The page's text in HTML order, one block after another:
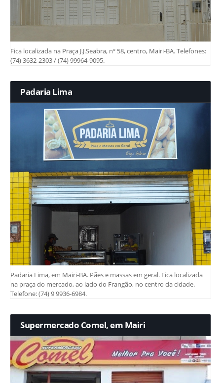
Fica localizada na Praça J.J.Seabra, nº 58, centro, Mairi-BA. Telefones:
(74) 3632-2303 / (74) 99964-9095.
Padaria Lima
Padaria Lima, em Mairi-BA. Pães e massas em geral. Fica localizada
na praça do mercado, ao lado do Frangão, no centro da cidade.
Telefone: (74) 9 9936-6984.
Supermercado Comel, em Mairi